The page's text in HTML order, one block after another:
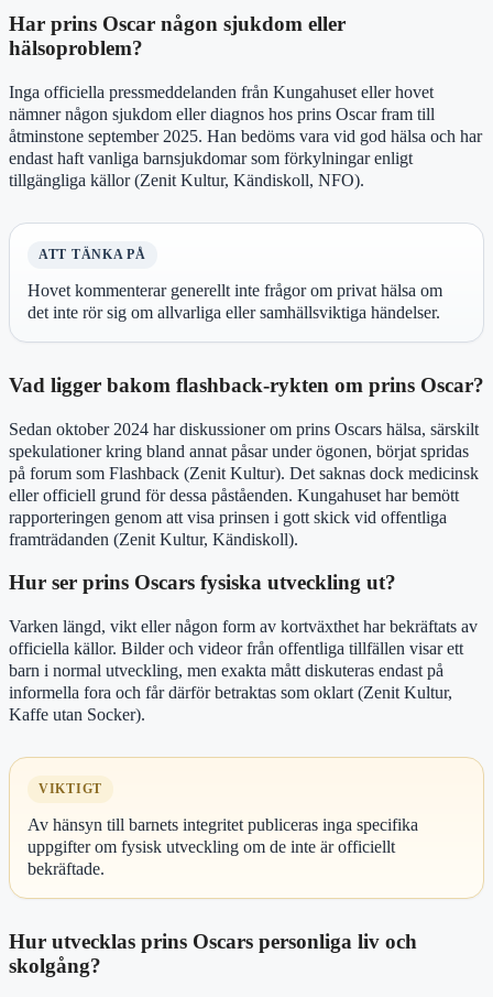
Har prins Oscar någon sjukdom eller
hälsoproblem?
Inga officiella pressmeddelanden från Kungahuset eller hovet
nämner någon sjukdom eller diagnos hos prins Oscar fram till
åtminstone september 2025. Han bedöms vara vid god hälsa och har
endast haft vanliga barnsjukdomar som förkylningar enligt
tillgängliga källor (Zenit Kultur, Kändiskoll, NFO).
ATT TÄNKA PÅ
Hovet kommenterar generellt inte frågor om privat hälsa om
det inte rör sig om allvarliga eller samhällsviktiga händelser.
Vad ligger bakom flashback-rykten om prins Oscar?
Sedan oktober 2024 har diskussioner om prins Oscars hälsa, särskilt
spekulationer kring bland annat påsar under ögonen, börjat spridas
på forum som Flashback (Zenit Kultur). Det saknas dock medicinsk
eller officiell grund för dessa påståenden. Kungahuset har bemött
rapporteringen genom att visa prinsen i gott skick vid offentliga
framträdanden (Zenit Kultur, Kändiskoll).
Hur ser prins Oscars fysiska utveckling ut?
Varken längd, vikt eller någon form av kortväxthet har bekräftats av
officiella källor. Bilder och videor från offentliga tillfällen visar ett
barn i normal utveckling, men exakta mått diskuteras endast på
informella fora och får därför betraktas som oklart (Zenit Kultur,
Kaffe utan Socker).
VIKTIGT
Av hänsyn till barnets integritet publiceras inga specifika
uppgifter om fysisk utveckling om de inte är officiellt
bekräftade.
Hur utvecklas prins Oscars personliga liv och
skolgång?